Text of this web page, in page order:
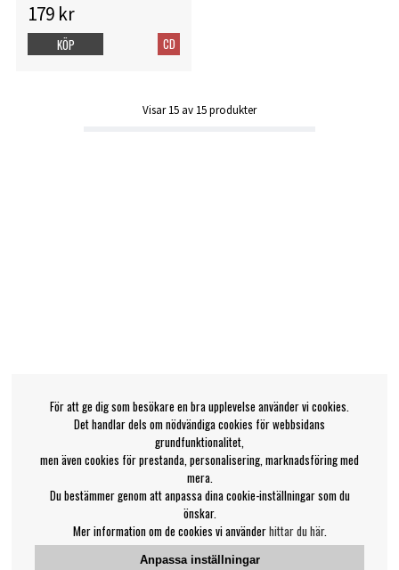
179 kr
CD
KÖP
Visar15 av 15produkter
För att ge dig som besökare en bra upplevelse använder vi cookies.
Det handlar dels om nödvändiga cookies för webbsidans
grundfunktionalitet,
men även cookies för prestanda, personalisering, marknadsföring med
mera.
Du bestämmer genom att anpassa dina cookie-inställningar som du
önskar.
Mer information om de cookies vi använderhittar du här.
Anpassa inställningar